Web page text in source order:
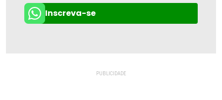
Inscreva-se